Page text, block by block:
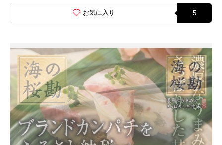
お気に入り 5